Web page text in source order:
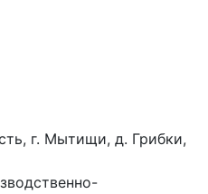
г. Мытищи, д. Грибки,